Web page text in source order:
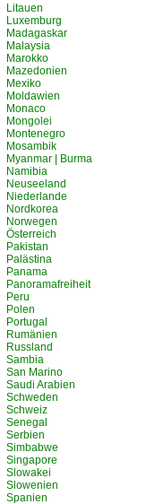
Litauen
Luxemburg
Madagaskar
Malaysia
Marokko
Mazedonien
Mexiko
Moldawien
Monaco
Mongolei
Montenegro
Mosambik
Myanmar | Burma
Namibia
Neuseeland
Niederlande
Nordkorea
Norwegen
Österreich
Pakistan
Palästina
Panama
Panoramafreiheit
Peru
Polen
Portugal
Rumänien
Russland
Sambia
San Marino
Saudi Arabien
Schweden
Schweiz
Senegal
Serbien
Simbabwe
Singapore
Slowakei
Slowenien
Spanien